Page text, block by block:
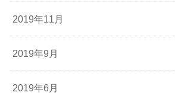
2019年11月
2019年9月
2019年6月